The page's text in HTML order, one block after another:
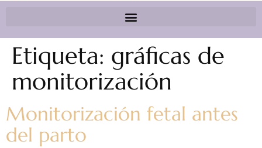
Etiqueta: gráficas de
monitorización
Monitorización fetal antes
del parto